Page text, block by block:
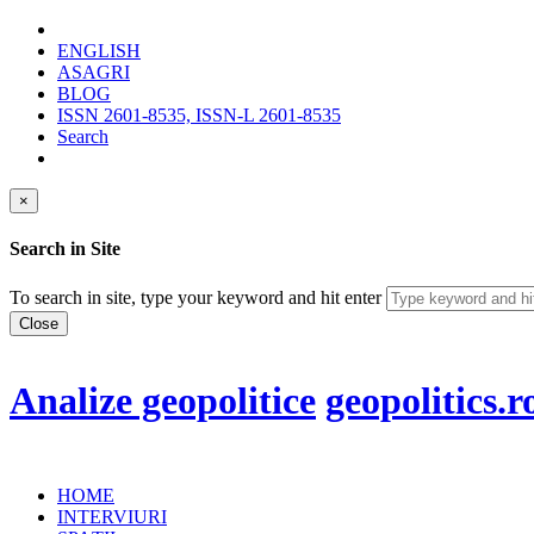
ENGLISH
ASAGRI
BLOG
ISSN 2601-8535, ISSN-L 2601-8535
Search
×
Search in Site
To search in site, type your keyword and hit enter
Close
Analize geopolitice
HOME
INTERVIURI